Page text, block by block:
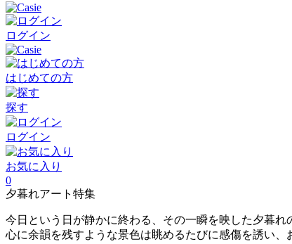
ログイン
はじめての方
探す
ログイン
お気に入り
0
夕暮れアート特集
今日という日が静かに終わる、その一瞬を映した夕暮れ
心に余韻を残すような景色は眺めるたびに感傷を誘い